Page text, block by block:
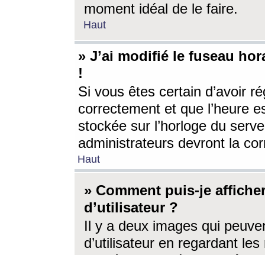
moment idéal de le faire.
Haut
» J’ai modifié le fuseau
!
Si vous êtes certain d’avoir
correctement et que l’heure
stockée sur l’horloge du
administrateurs devront la
Haut
» Comment puis-je
d’utilisateur ?
Il y a deux images qui
d’utilisateur en regardant